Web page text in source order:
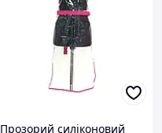
Прозорий силіконовий